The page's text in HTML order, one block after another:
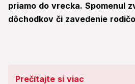
priamo do vrecka. Spomenul
dôchodkov či zavedenie
Prečítajte si viac